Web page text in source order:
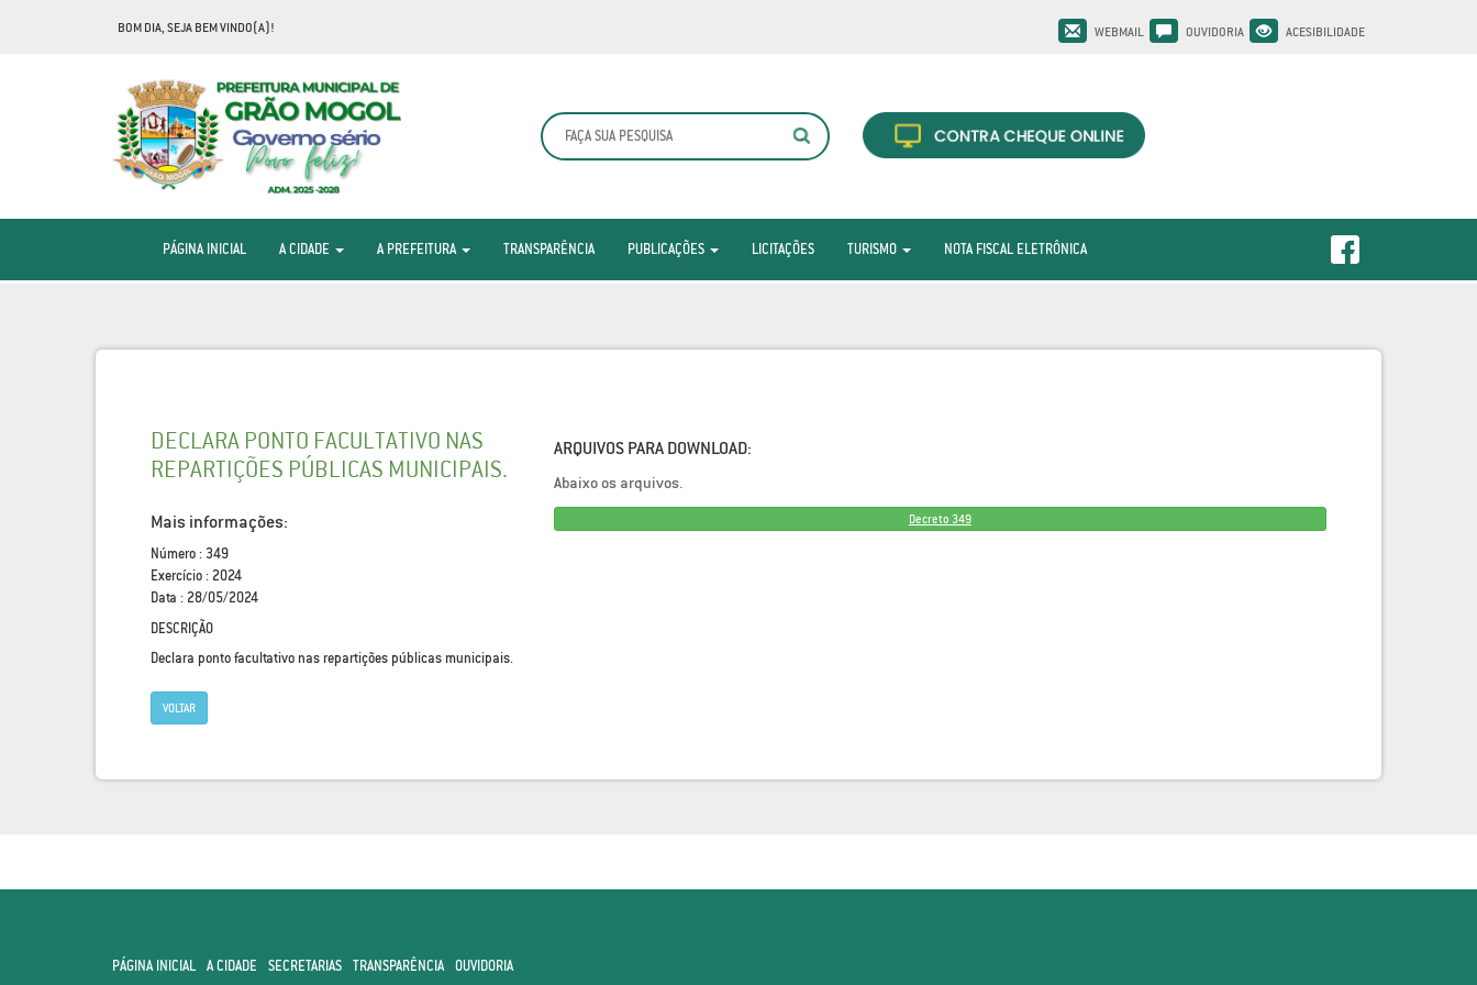
BOM DIA, SEJA BEM VINDO(A)! WEBMAIL OUVIDORIA ACESIBILIDADE
PÁGINA INICIAL A CIDADE A PREFEITURA TRANSPARÊNCIA PUBLICAÇÕES LICITAÇÕES TURISMO NOTA FISCAL ELETRÔNICA
DECLARA PONTO FACULTATIVO NAS
REPARTIÇÕES PÚBLICAS MUNICIPAIS.
Mais informações:
Número : 349
Exercício : 2024
Data : 28/05/2024
DESCRIÇÃO
Declara ponto facultativo nas repartições públicas municipais.
VOLTAR
ARQUIVOS PARA DOWNLOAD:
Abaixo os arquivos.
Decreto 349
PÁGINA INICIAL A CIDADE SECRETARIAS TRANSPARÊNCIA OUVIDORIA